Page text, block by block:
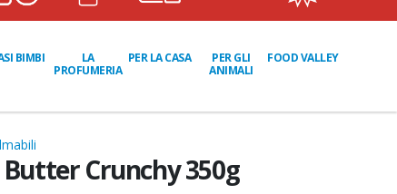
BIMBI
LA
PROFUMERIA
PER LA CASA
PER GLI
ANIMALI
FOOD VALLEY
Crunchy 350g